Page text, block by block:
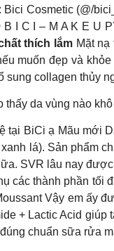
Bici Cosmetic (@/
I C I – M A K E U
thích lắm Mặt
muốn đẹp và
collagen thủy
da vùng nào
tại BiCi ạ Mãu mới
xanh lá). Sản
SVR lâu nay
các thành phần
Vậy em ấy
+ Lactic Acid
chuẩn sữa rửa